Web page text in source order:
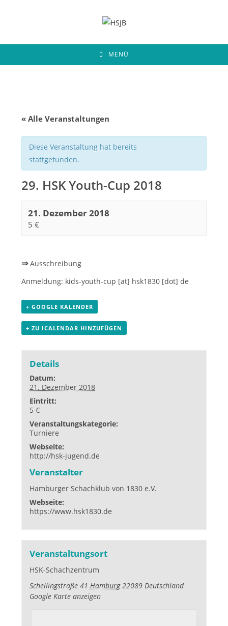
MENÜ
« Alle Veranstaltungen
Diese Veranstaltung hat bereits
stattgefunden.
29. HSK Youth-Cup 2018
21. Dezember 2018
5 €
⇒Ausschreibung
Anmeldung: kids-youth-cup [at] hsk1830 [dot] de
+ GOOGLE KALENDER
+ ZU ICALENDAR HINZUFÜGEN
Details
Datum:
21. Dezember 2018
Eintritt:
5 €
Veranstaltungskategorie:
Turniere
Webseite:
http://hsk-jugend.de
Veranstalter
Hamburger Schachklub von 1830 e.V.
Webseite:
https://www.hsk1830.de
Veranstaltungsort
HSK-Schachzentrum
Schellingstraße 41 Hamburg 22089 Deutschland
Google Karte anzeigen